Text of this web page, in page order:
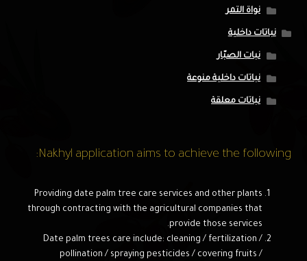
نواة التمر
نباتات داخلية
نبات الصبّار
نباتات داخلية منوعة
نباتات معلقة
Nakhyl application aims to achieve the following:
Providing date palm tree care services and other plants
through contracting with the agricultural companies that
provide those services.
Date palm trees care include: cleaning / fertilization /
pollination / spraying pesticides / covering fruits /